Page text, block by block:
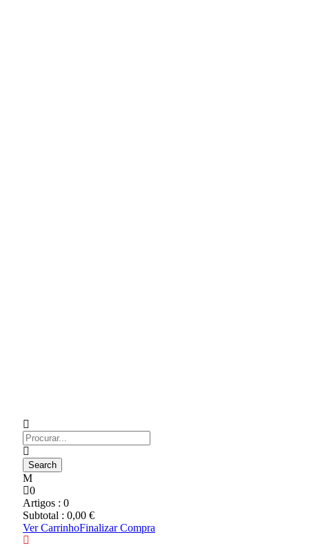
0
Artigos : 0
Subtotal : 0,00 €
Ver CarrinhoFinalizar Compra